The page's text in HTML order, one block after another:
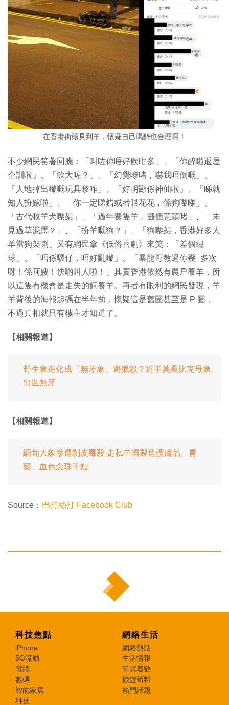
在香港街頭見到羊，懷疑自己喝醉也合理啊！
不少網民笑著回應：「叫咗你唔好飲咁多」、「你醉啦返屋
企訓啦」、「飲大咗？」、「幻覺嚟啫，嚇我唔倒嘅」、
「人地掉出嚟嘅玩具黎咋」、「好明顯係神仙啦」、「睇就
知人扮嫁啦」、「你一定睇錯或者眼花花，係狗嚟㗎」、
「古代牧羊犬嚟架」、「過年養隻羊，攞個意頭啫」、「未
見過草泥馬？」、「扮羊嘅狗？」、「狗嚟架，香港好多人
羊當狗架喇」又有網民拿《低俗喜劇》來笑：「差個繡
球」、「唔係騾仔，唔好亂嚟」、「暴龍哥教過你幾_多次
呀！係阿嫂！快啲叫人啦！」其實香港依然有農戶養羊，所
以這隻有機會是走失的飼養羊。再者有眼利的網民發現，羊
羊背後的海報起碼在半年前，懷疑這是舊圖甚至是 P 圖，
不過真相就只有樓主才知道了。
【相關報道】
野生象進化成「無牙象」避獵殺？近半莫桑比克母象
出世無牙
【相關報道】
緬甸大象慘遭剝皮毒殺 走私中國製造護膚品、胃
藥、血色念珠手鏈
Source： 巴打絲打 Facebook Club
科技焦點
iPhone
5G流動
電腦
數碼
智能家居
科技
網絡生活
網絡熱話
生活情報
筍買着數
旅遊筍料
熱門話題